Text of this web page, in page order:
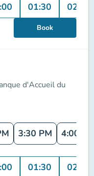
01:30 02:00
Book
d'Accueil du
3:30 PM 4:00
01:30 02:00